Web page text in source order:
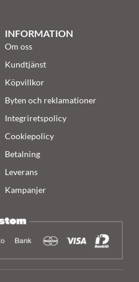
INFORMATION
Om oss
Kundtjänst
Köpvillkor
Byten och reklamationer
Integriretspolicy
Cookiepolicy
Betalning
Leverans
Kampanjer